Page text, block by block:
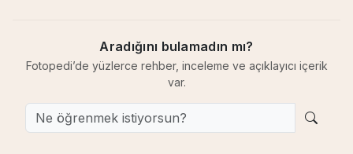
Aradığını bulamadın mı?
Fotopedi’de yüzlerce rehber, inceleme ve açıklayıcı içerik
var.